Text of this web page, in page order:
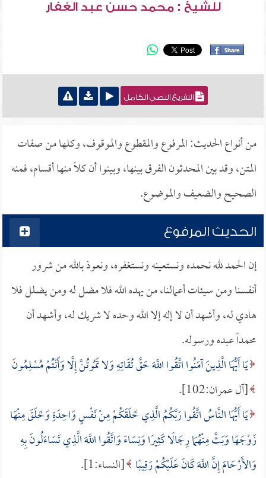
للشيخ : محمد حسن عبد الغفار
التفريغ النصي الكامل
من أنواع الحديث: المرفوع والمقطوع والموقوف، وكلها من صفات
المتن، وقد بين المحدثون الفرق بينها، وبينوا أن كلاً منها أقسام، فمنه
الصحيح والضعيف والموضوع.
الحديث المرفوع
إن الحمد لله نحمده ونستعينه ونستغفره، ونعوذ بالله من شرور
أنفسنا ومن سيئات أعمالنا، من يهده الله فلا مضل له ومن يضلل فلا
هادي له، وأشهد أن لا إله إلا الله وحده لا شريك له، وأشهد أن
محمداً عبده ورسوله.
يَا أَيُّهَا الَّذِينَ آمَنُوا اتَّقُوا اللَّهَ حَقَّ تُقَاتِهِ وَلا تَمُوتُنَّ إِلَّا وَأَنْتُمْ مُسْلِمُونَ
[آل عمران:102].
يَا أَيُّهَا النَّاسُ اتَّقُوا رَبَّكُمُ الَّذِي خَلَقَكُمْ مِنْ نَفْسٍ وَاحِدَةٍ وَخَلَقَ مِنْهَا
زَوْجَهَا وَبَثَّ مِنْهُمَا رِجَالًا كَثِيرًا وَنِسَاءً وَاتَّقُوا اللَّهَ الَّذِي تَسَاءَلُونَ بِهِ
وَالأَرْحَامَ إِنَّ اللَّهَ كَانَ عَلَيْكُمْ رَقِيبًا [النساء:1].